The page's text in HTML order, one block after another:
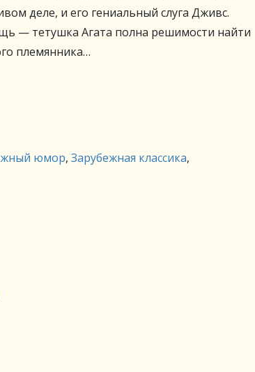
деле, и его гениальный слуга Дживс.
— тетушка Агата полна решимости найти
племянника…
юмор, Зарубежная классика,